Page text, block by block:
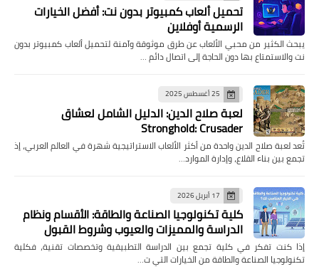
تحميل ألعاب كمبيوتر بدون نت: أفضل الخيارات
الرسمية أوفلاين
يبحث الكثير من محبي الألعاب عن طرق موثوقة وآمنة لتحميل ألعاب كمبيوتر بدون
نت والاستمتاع بها دون الحاجة إلى اتصال دائم …
25 أغسطس 2025
لعبة صلاح الدين: الدليل الشامل لعشاق
Stronghold: Crusader
تُعد لعبة صلاح الدين واحدة من أكثر الألعاب الاستراتيجية شهرة في العالم العربي، إذ
تجمع بين بناء القلاع، وإدارة الموارد…
17 أبريل 2026
كلية تكنولوجيا الصناعة والطاقة: الأقسام ونظام
الدراسة والمميزات والعيوب وشروط القبول
إذا كنت تفكر في كلية تجمع بين الدراسة التطبيقية وتخصصات تقنية، فكلية
تكنولوجيا الصناعة والطاقة من الخيارات التي ت…